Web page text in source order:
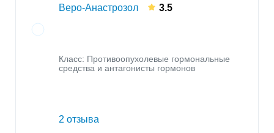
Веро-Анастрозол 3.5
Класс: Противоопухолевые гормональные
средства и антагонисты гормонов
2 отзыва